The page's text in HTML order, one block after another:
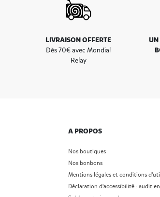
LIVRAISON OFFERTE
Dès 70€ avec Mondial
Relay
UN
A PROPOS
Nos boutiques
Nos bonbons
Mentions légales et conditions
Déclaration d'accessibilité : audit